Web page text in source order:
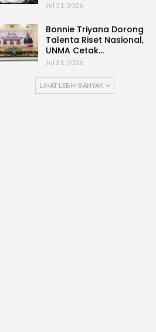
Jul 31, 2026
Bonnie Triyana Dorong
Talenta Riset Nasional,
UNMA Cetak…
Jul 31, 2026
LIHAT LEBIH BANYAK